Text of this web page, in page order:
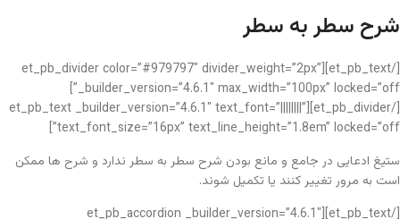
شرح سطر به سطر
[/et_pb_text][et_pb_divider color=”#979797″ divider_weight=”2px”
_builder_version=”4.6.1″ max_width=”100px” locked=”off”]
[/et_pb_divider][et_pb_text _builder_version=”4.6.1″ text_font=”||||||||”
text_font_size=”16px” text_line_height=”1.8em” locked=”off”]
ستیغ ادعایی در جامع و مانع بودن شرح سطر به سطر ندارد و شرح ها ممکن
است به مرور تغییر کنند یا تکمیل شوند.
[/et_pb_text][et_pb_accordion _builder_version=”4.6.1″